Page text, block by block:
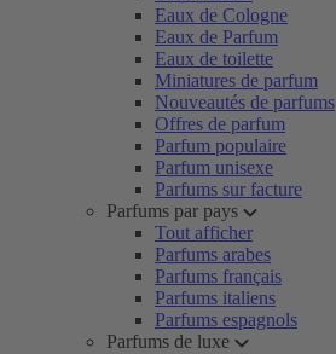
Eaux de Cologne
Eaux de Parfum
Eaux de toilette
Miniatures de parfum
Nouveautés de parfums
Offres de parfum
Parfum populaire
Parfum unisexe
Parfums sur facture
Parfums par pays
Tout afficher
Parfums arabes
Parfums français
Parfums italiens
Parfums espagnols
Parfums de luxe